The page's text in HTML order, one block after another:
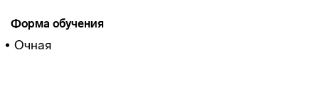
Форма обучения
Очная